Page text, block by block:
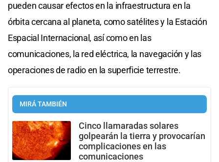
pueden causar efectos en la infraestructura en la
órbita cercana al planeta, como satélites y la Estación
Espacial Internacional, así como en las
comunicaciones, la red eléctrica, la navegación y las
operaciones de radio en la superficie terrestre.
MIRÁ TAMBIÉN
Cinco llamaradas solares
golpearán la tierra y provocarían
complicaciones en las
comunicaciones